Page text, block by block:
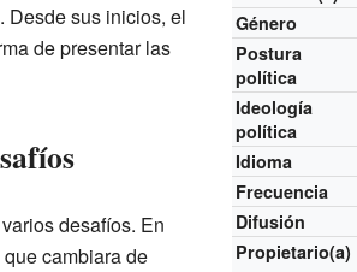
Género
Postura
política
Ideología
política
Idioma
Frecuencia
Difusión
Propietario(a)
Desde sus inicios, el
de presentar las
desafíos. En
cambiara de